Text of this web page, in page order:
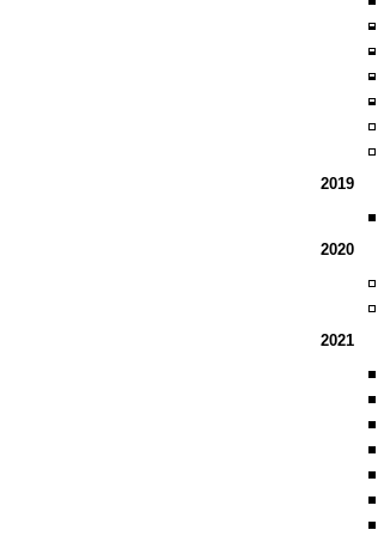
2019
2020
2021